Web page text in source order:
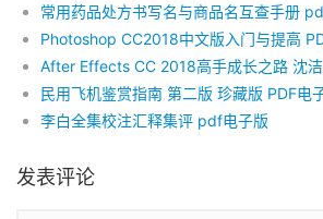
常用药品处方书写名与商品名互查手册
Photoshop CC2018中文版入门与提高
After Effects CC 2018高手成长之路 沈
民用飞机鉴赏指南 第二版 珍藏版 PDF电
李白全集校注汇释集评 pdf电子版
发表评论